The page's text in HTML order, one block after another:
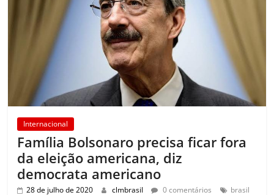
Internacional
Família Bolsonaro precisa ficar fora
da eleição americana, diz
democrata americano
28 de julho de 2020 clmbrasil 0 comentários
brasil